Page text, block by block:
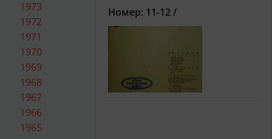
1973
1972
1971
1970
1969
1968
1967
1966
1965
Номер: 11-12 /